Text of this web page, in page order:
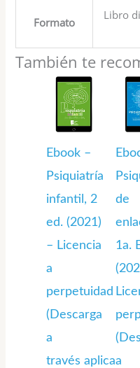
Formato
Libro
También te
Ebook –
Psiquiatría
infantil, 2
ed. (2021)
– Licencia
a
perpetuidad
(Descarga
a
través aplicativo)
de
1a.
a